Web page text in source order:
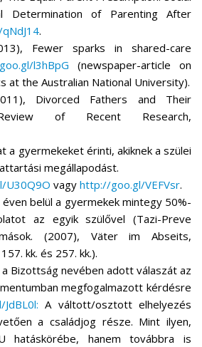
Determination of Parenting After
.
Fewer sparks in shared-care
l3hBpG (newspaper-article on
at the Australian National University).
Divorced Fathers and Their
of Recent Research,
a gyermekeket érinti, akiknek a szülei
megállapodást.
U30Q9O vagy http://goo.gl/VEFVsr.
belül a gyermekek mintegy 50%-
az egyik szülővel (Tazi-Preve
(2007), Väter im Abseits,
kk. és 257. kk.).
a Bizottság nevében adott válaszát az
megfogalmazott kérdésre
A váltott/osztott elhelyezés
a családjog része. Mint ilyen,
hatáskörébe, hanem továbbra is